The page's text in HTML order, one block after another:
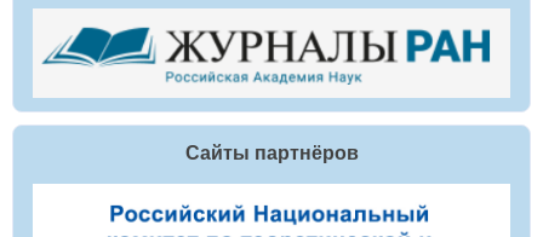
Сайты партнёров